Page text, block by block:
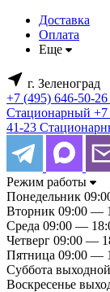
Доставка
Оплата
Еще
г. Зеленоград
+7 (495) 646-50-26
Стационарный +7
41-23
Режим работы
Понедельник
Вторник 09:00 —
Среда 09:00 —
Четверг 09:00 —
Пятница 09:00 —
Суббота выходной
Воскресенье